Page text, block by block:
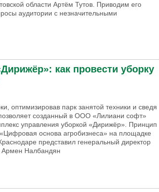
области Артём Тутов. Приводим его
аудитории с незначительными
как провести уборку
оптимизировав парк занятой техники и сведя
созданный в ООО «Лилиани софт»
управления уборкой «Дирижёр». Принцип
основа агробизнеса» на площадке
представил генеральный директор
Армен Налбандян